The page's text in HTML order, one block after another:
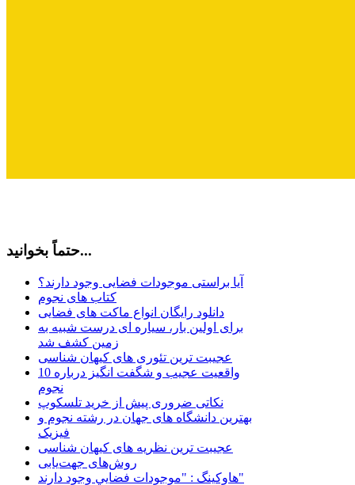
حتماً بخوانید...
آیا براستی موجودات فضایی وجود دارند؟
کتاب های نجوم
دانلود رایگان انواع ماکت های فضایی
برای اولین بار، سیاره ای درست شبیه به
زمین کشف شد
عجیبت ترین تئوری های کیهان شناسی
10 واقعیت عجیب و شگفت انگیز درباره
نجوم
نکاتی ضروری پیش از خرید تلسکوپ
بهترین دانشگاه های جهان در رشته نجوم و
فیزیک
عجیبت ترین نظریه های کیهان شناسی
روش‌های جهت‌یابی
هاوكينگ : "موجودات فضايي وجود دارند"